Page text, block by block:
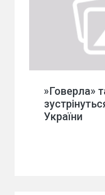
»Говерла»
України